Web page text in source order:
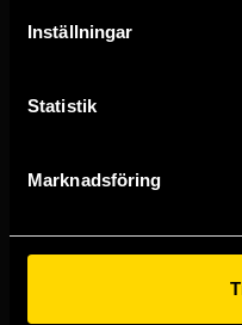
Inställningar
Statistik
Marknadsföring
Butiker &
Västerlånggatan 48
Göteborgsbutiken
Kungsgatan 19
Malmöbutiken